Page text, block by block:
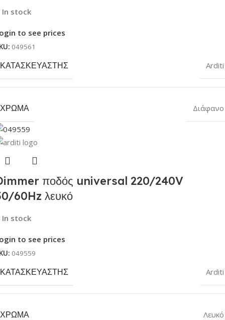
In stock
to see prices
049561
ΚΑΤΑΣΚΕΥΑΣΤΉΣ Arditi
ΧΡΏΜΑ Διάφανο
ποδός universal 220/240V
60Hz λευκό
In stock
to see prices
049559
ΚΑΤΑΣΚΕΥΑΣΤΉΣ Arditi
ΧΡΏΜΑ Λευκό